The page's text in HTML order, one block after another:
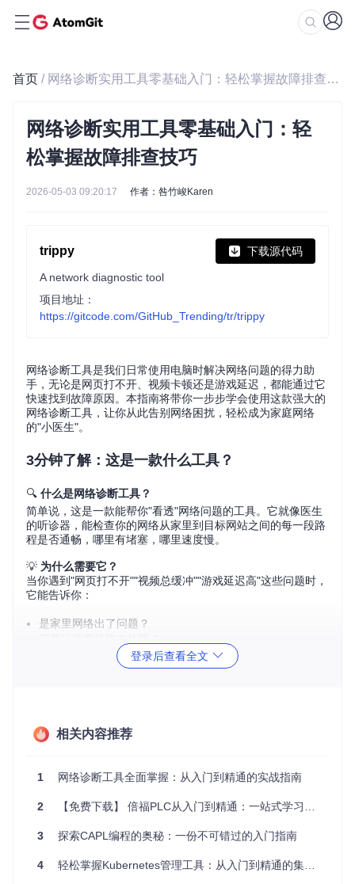
首页 / 网络诊断实用工具零基础入门：轻松掌握故障排查技巧
网络诊断实用工具零基础入门：轻
松掌握故障排查技巧
2026-05-03 09:20:17 作者：咎竹峻Karen
trippy 下载源代码
A network diagnostic tool
项目地址：
https://gitcode.com/GitHub_Trending/tr/trippy
网络诊断工具是我们日常使用电脑时解决网络问题的得力助
手，无论是网页打不开、视频卡顿还是游戏延迟，都能通过它
快速找到故障原因。本指南将带你一步步学会使用这款强大的
网络诊断工具，让你从此告别网络困扰，轻松成为家庭网络
的"小医生"。
3分钟了解：这是一款什么工具？
🔍 什么是网络诊断工具？
简单说，这是一款能帮你"看透"网络问题的工具。它就像医生
的听诊器，能检查你的网络从家里到目标网站之间的每一段路
程是否通畅，哪里有堵塞，哪里速度慢。
💡 为什么需要它？
当你遇到"网页打不开""视频总缓冲""游戏延迟高"这些问题时，
它能告诉你：
是家里网络出了问题？
或者是目标网站本身的问题？
实时显示网络状况，像看地图一样清晰
支持多种网络问题检测，一站式解决
小白必学：这些场景马上用得上！
💻日常网络问题排查
题还是运营商故障。
在线学习/工作保障
登录后查看全文
相关内容推荐
1 网络诊断工具全面掌握：从入门到精通的实战指南
2 【免费下载】 倍福PLC从入门到精通：一站式学习资源推荐
3 探索CAPL编程的奥秘：一份不可错过的入门指南
4 轻松掌握Kubernetes管理工具：从入门到精通的集群运维指南